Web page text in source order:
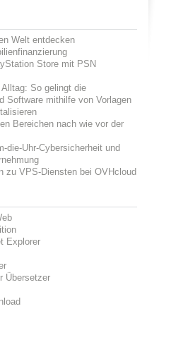
Welt entdecken
Store mit PSN
So gelingt die
Software mithilfe von Vorlagen
Bereichen nach wie vor der
die-Uhr-Cybersicherheit und
zu VPS-Diensten bei OVHcloud
Explorer
Übersetzer